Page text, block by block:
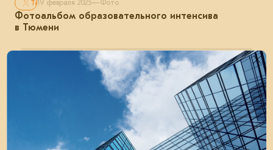
Только для авторизованных
19 февраля 2025—Фото
Фотоальбом образовательного интенсива
в Тюмени